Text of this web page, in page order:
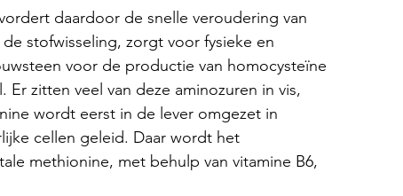
daardoor de snelle veroudering van
stofwisseling, zorgt voor fysieke en
voor de productie van homocysteïne
zitten veel van deze aminozuren in vis,
wordt eerst in de lever omgezet in
cellen geleid. Daar wordt het
methionine, met behulp van vitamine B6,